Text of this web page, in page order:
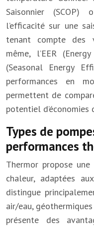
Saisonnier
l’efficacité sur une
tenant compte des
même, l’EER
(Seasonal Energy
performances en
permettent de
potentiel d’économies
Types de
performances
Thermor propose
chaleur, adaptées
distingue
air/eau,
présente des